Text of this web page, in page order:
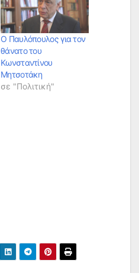
Ο Παυλόπουλος για τον
θάνατο του
Κωνσταντίνου
Μητσοτάκη
σε "Πολιτική"